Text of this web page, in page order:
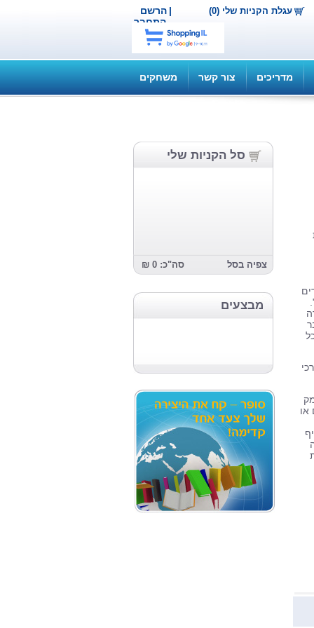
הרשם |
התחבר
עגלת הקניות שלי (0)
מדריכים צור קשר משחקים
סל הקניות שלי
צפיה בסל סה"כ: 0 ₪
מבצעים
או